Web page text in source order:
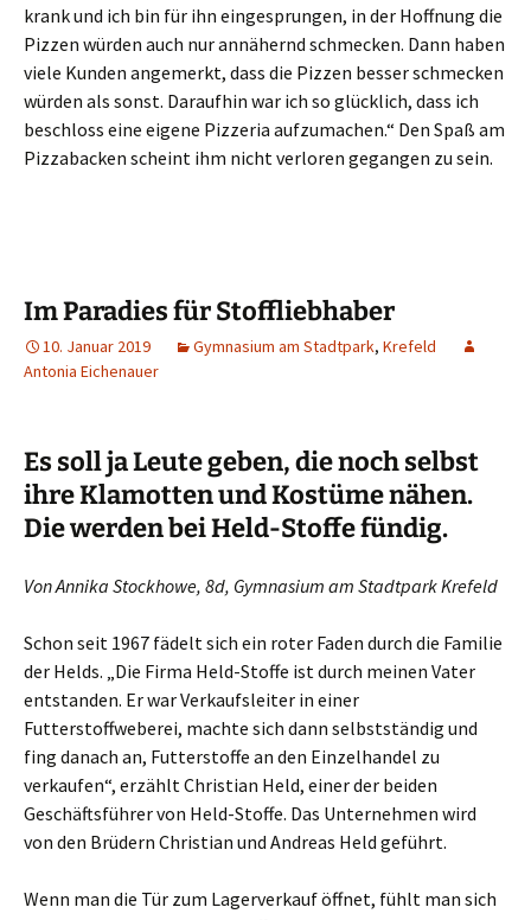
krank und ich bin für ihn eingesprungen, in der Hoffnung die
Pizzen würden auch nur annähernd schmecken. Dann haben
viele Kunden angemerkt, dass die Pizzen besser schmecken
würden als sonst. Daraufhin war ich so glücklich, dass ich
beschloss eine eigene Pizzeria aufzumachen.“ Den Spaß am
Pizzabacken scheint ihm nicht verloren gegangen zu sein.
Im Paradies für Stoffliebhaber
10. Januar 2019 Gymnasium am Stadtpark, Krefeld
Antonia Eichenauer
Es soll ja Leute geben, die noch selbst
ihre Klamotten und Kostüme nähen.
Die werden bei Held-Stoffe fündig.
Von Annika Stockhowe, 8d, Gymnasium am Stadtpark Krefeld
Schon seit 1967 fädelt sich ein roter Faden durch die Familie
der Helds. „Die Firma Held-Stoffe ist durch meinen Vater
entstanden. Er war Verkaufsleiter in einer
Futterstoffweberei, machte sich dann selbstständig und
fing danach an, Futterstoffe an den Einzelhandel zu
verkaufen“, erzählt Christian Held, einer der beiden
Geschäftsführer von Held-Stoffe. Das Unternehmen wird
von den Brüdern Christian und Andreas Held geführt.
Wenn man die Tür zum Lagerverkauf öffnet, fühlt man sich